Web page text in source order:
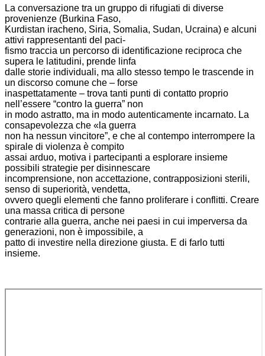
La conversazione tra un gruppo di rifugiati di diverse
provenienze (Burkina Faso,
Kurdistan iracheno, Siria, Somalia, Sudan, Ucraina) e alcuni
attivi rappresentanti del paci-
fismo traccia un percorso di identificazione reciproca che
supera le latitudini, prende linfa
dalle storie individuali, ma allo stesso tempo le trascende in
un discorso comune che – forse
inaspettatamente – trova tanti punti di contatto proprio
nell’essere “contro la guerra” non
in modo astratto, ma in modo autenticamente incarnato. La
consapevolezza che «la guerra
non ha nessun vincitore”, e che al contempo interrompere la
spirale di violenza è compito
assai arduo, motiva i partecipanti a esplorare insieme
possibili strategie per disinnescare
incomprensione, non accettazione, contrapposizioni sterili,
senso di superiorità, vendetta,
ovvero quegli elementi che fanno proliferare i conflitti. Creare
una massa critica di persone
contrarie alla guerra, anche nei paesi in cui imperversa da
generazioni, non è impossibile, a
patto di investire nella direzione giusta. E di farlo tutti
insieme.